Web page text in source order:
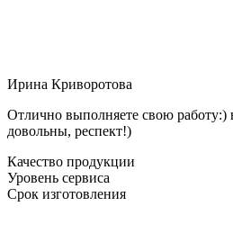
Ирина Криворотова
Отлично выполняете свою работу:)
довольны, респект!)
Качество продукции
Уровень сервиса
Срок изготовления